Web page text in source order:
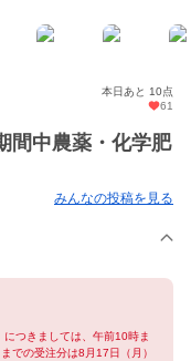
本日あと 10点
61
間中農薬・化学肥
みんなの投稿を見る
につきましては、午前10時ま
での受注分は8月17日（月）